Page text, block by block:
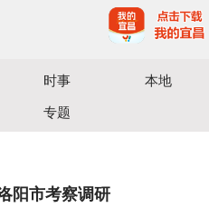
时事
本地
专题
阳市考察调研